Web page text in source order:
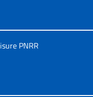
PNRR